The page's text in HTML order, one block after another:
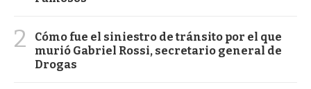
2
Cómo fue el siniestro de tránsito por el que
murió Gabriel Rossi, secretario general de
Drogas